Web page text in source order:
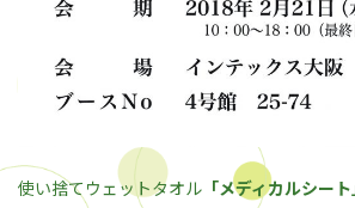
使い捨てウェットタオル 「メディカルシート